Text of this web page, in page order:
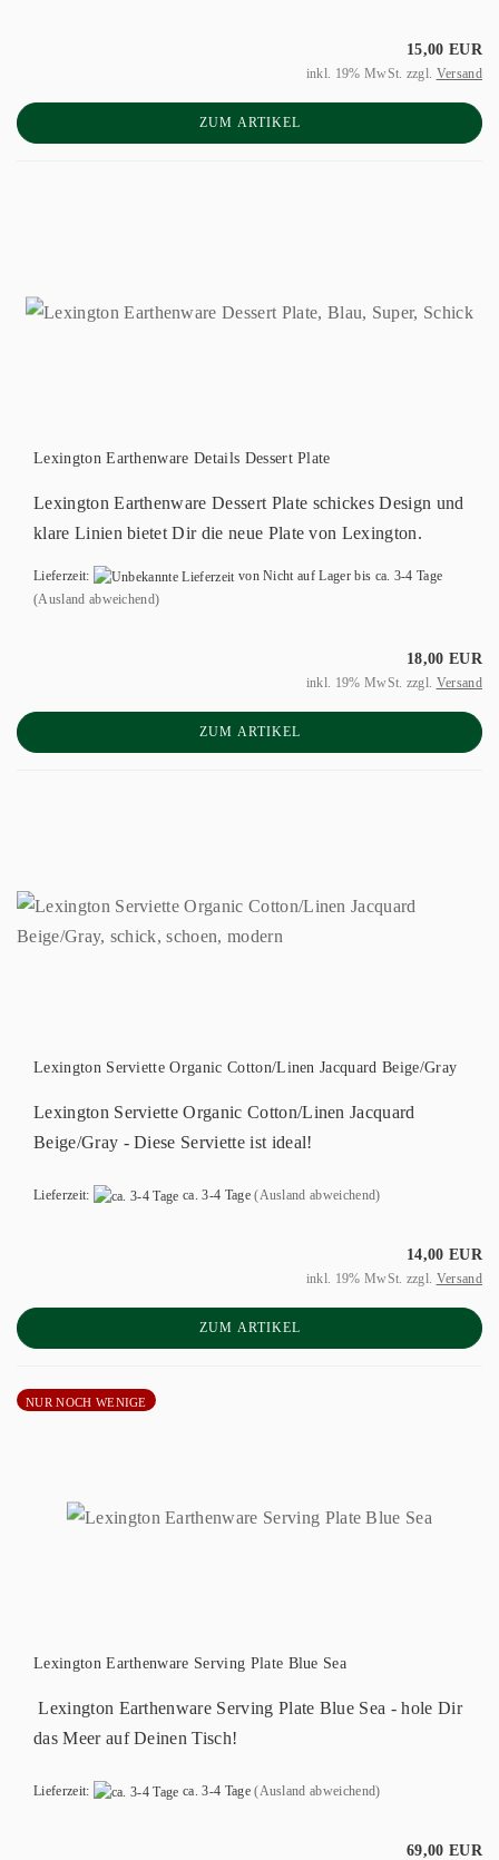
15,00 EUR
inkl. 19% MwSt. zzgl. Versand
ZUM ARTIKEL
Lexington Earthenware Details Dessert Plate
Lexington Earthenware Dessert Plate schickes Design und
klare Linien bietet Dir die neue Plate von Lexington.
Lieferzeit:
von Nicht auf Lager bis ca. 3-4 Tage
(Ausland abweichend)
18,00 EUR
inkl. 19% MwSt. zzgl. Versand
ZUM ARTIKEL
Lexington Serviette Organic Cotton/Linen Jacquard Beige/Gray
Lexington Serviette Organic Cotton/Linen Jacquard
Beige/Gray - Diese Serviette ist ideal!
Lieferzeit: ca. 3-4 Tage (Ausland abweichend)
14,00 EUR
inkl. 19% MwSt. zzgl. Versand
ZUM ARTIKEL
NUR NOCH WENIGE
Lexington Earthenware Serving Plate Blue Sea
Lexington Earthenware Serving Plate Blue Sea - hole Dir
das Meer auf Deinen Tisch!
Lieferzeit: ca. 3-4 Tage (Ausland abweichend)
69,00 EUR